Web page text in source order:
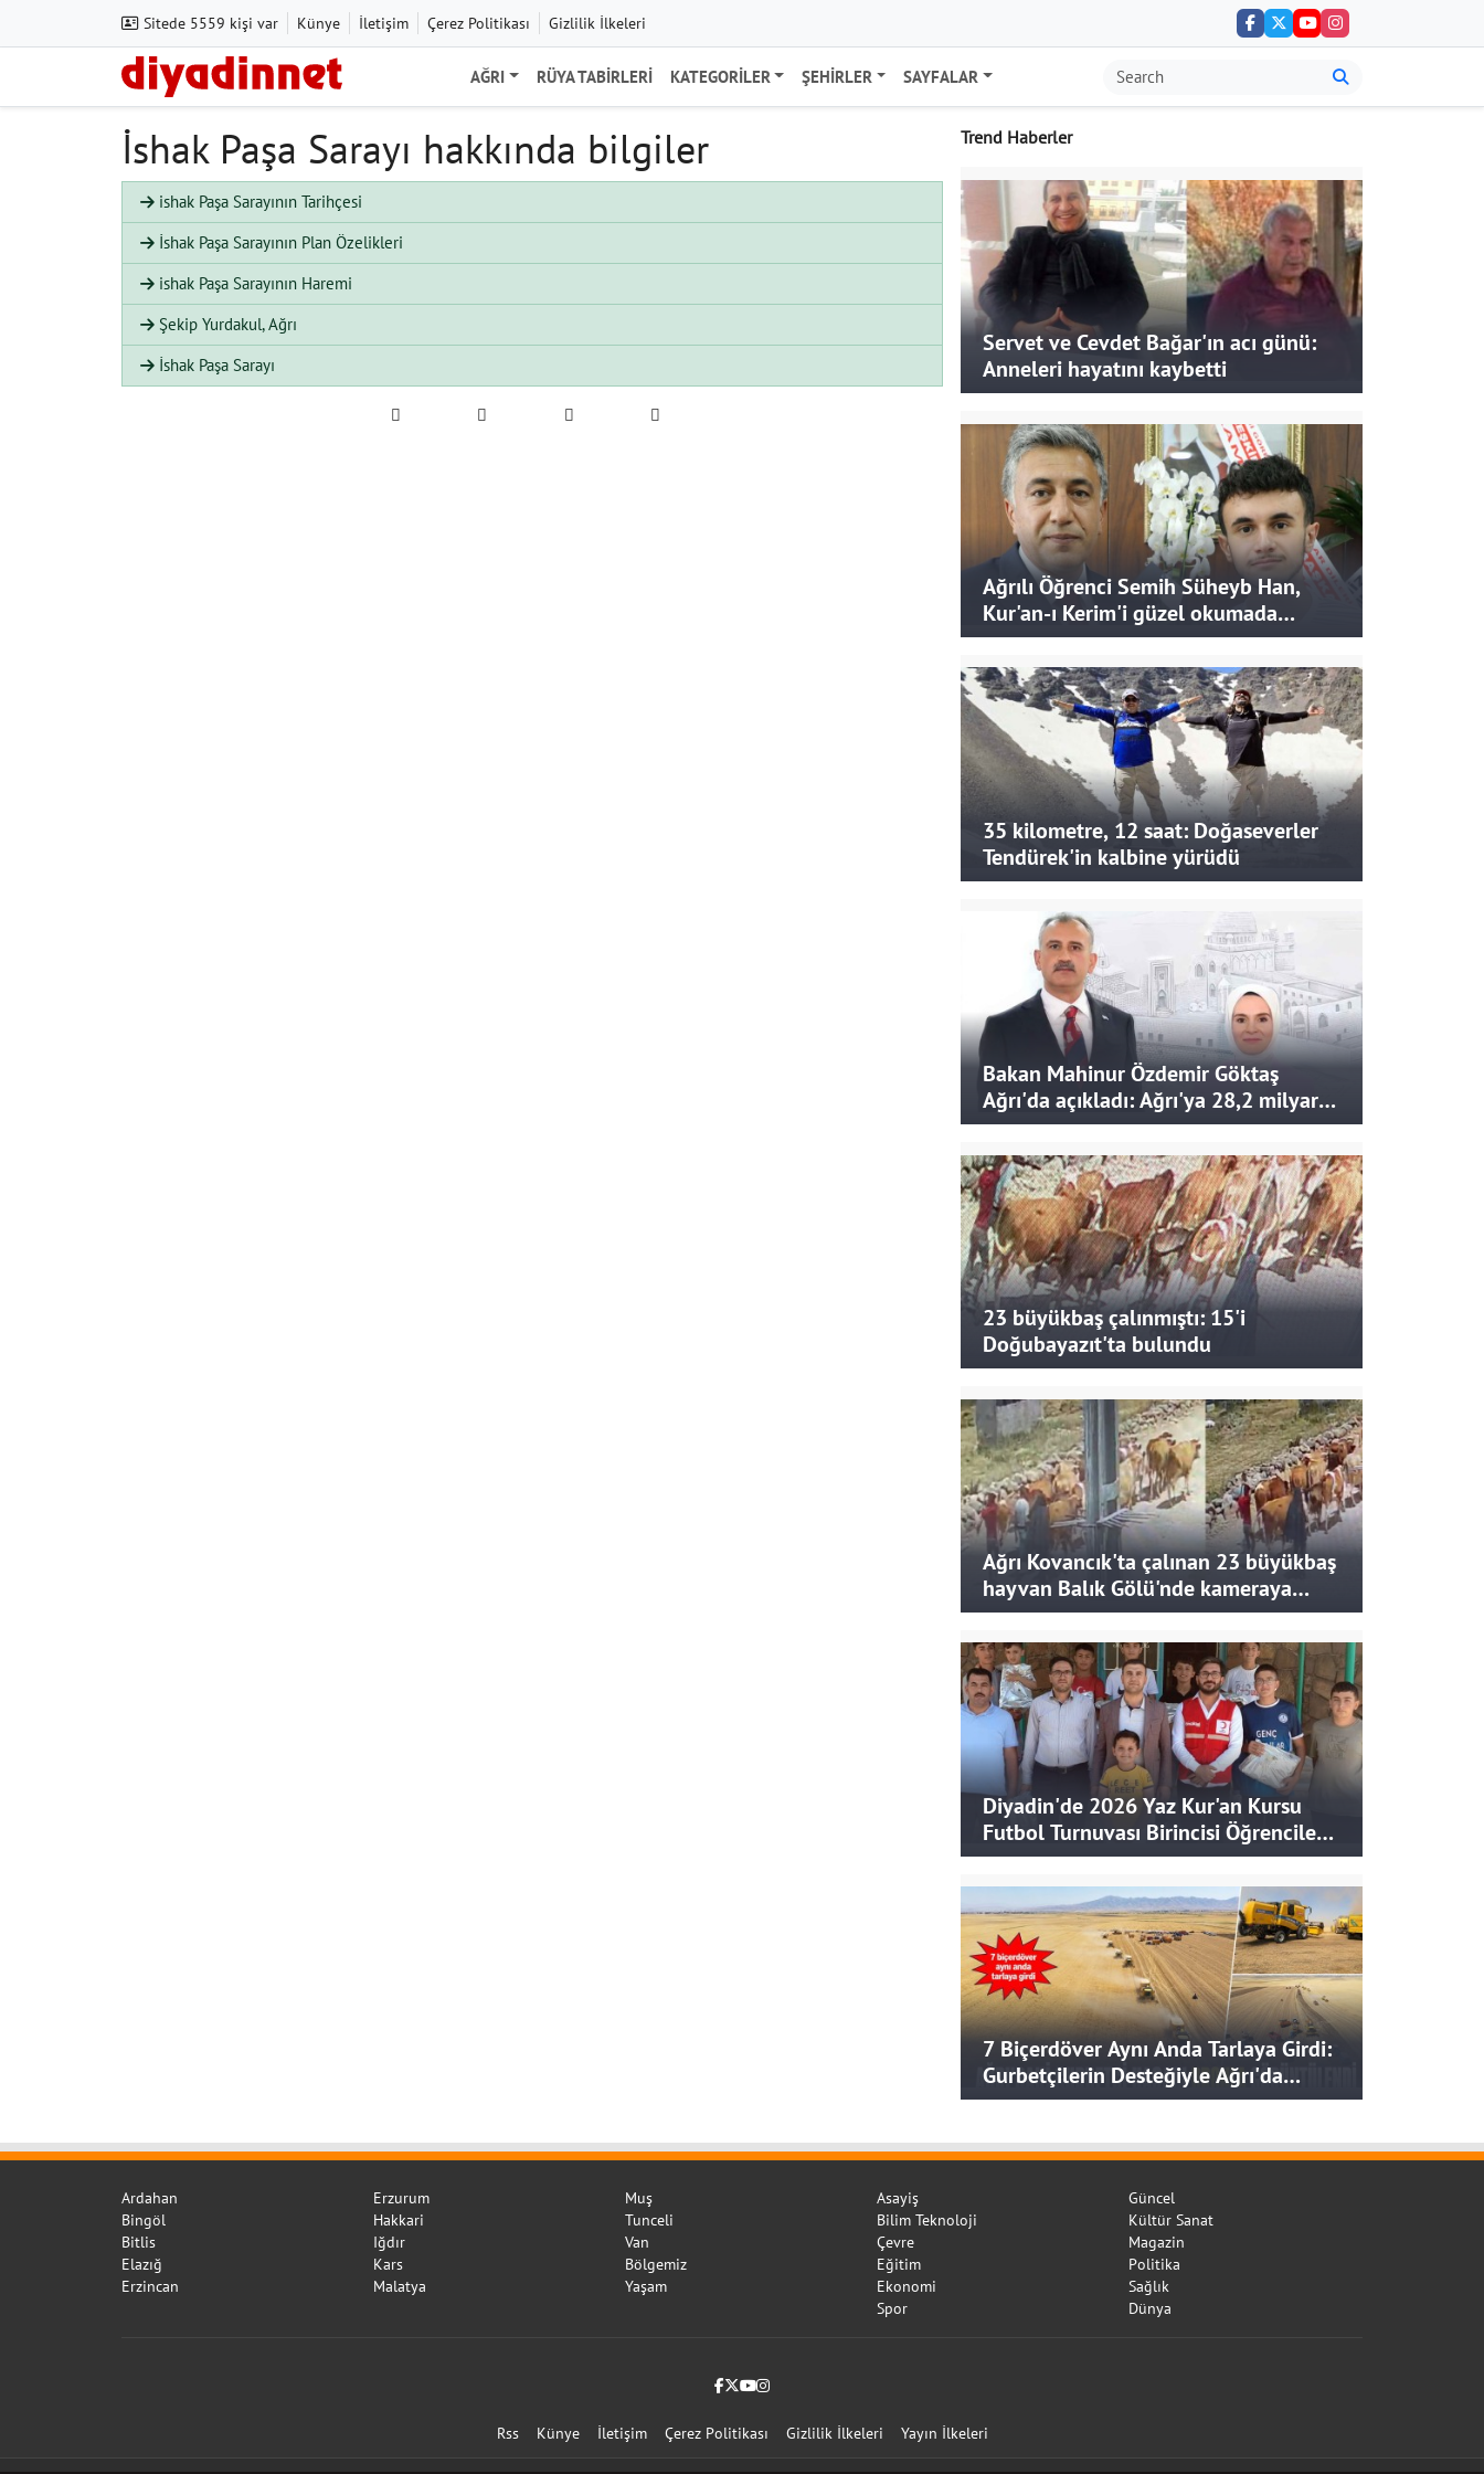
Sitede 5559 kişi var Künye İletişim Çerez Politikası Gizlilik İlkeleri
AĞRI RÜYA TABIRLERI KATEGORILER ŞEHIRLER SAYFALAR
İshak Paşa Sarayı hakkında bilgiler
ishak Paşa Sarayının Tarihçesi
İshak Paşa Sarayının Plan Özelikleri
ishak Paşa Sarayının Haremi
Şekip Yurdakul, Ağrı
İshak Paşa Sarayı
Trend Haberler
Servet ve Cevdet Bağar'ın acı günü:
Anneleri hayatını kaybetti
Ağrılı Öğrenci Semih Süheyb Han,
Kur'an-ı Kerim'i güzel okumada
Türkiye ikincisi oldu
35 kilometre, 12 saat: Doğaseverler
Tendürek'in kalbine yürüdü
Bakan Mahinur Özdemir Göktaş
Ağrı'da açıkladı: Ağrı'ya 28,2 milyar
liralık yatırım ve destek sağlandı
23 büyükbaş çalınmıştı: 15'i
Doğubayazıt'ta bulundu
Ağrı Kovancık'ta çalınan 23 büyükbaş
hayvan Balık Gölü'nde kameraya
takıldı
Diyadin'de 2026 Yaz Kur'an Kursu
Futbol Turnuvası Birincisi Öğrencilere
Hediye
7 Biçerdöver Aynı Anda Tarlaya Girdi:
Gurbetçilerin Desteğiyle Ağrı'da
Bereketli Hasat
Ardahan
Bingöl
Bitlis
Elazığ
Erzincan
Erzurum
Hakkari
Iğdır
Kars
Malatya
Muş
Tunceli
Van
Bölgemiz
Yaşam
Asayiş
Bilim Teknoloji
Çevre
Eğitim
Ekonomi
Spor
Güncel
Kültür Sanat
Magazin
Politika
Sağlık
Dünya
Facebook
Twitter (X)
YouTube
Instagram
Rss Künye İletişim Çerez Politikası Gizlilik İlkeleri Yayın İlkeleri